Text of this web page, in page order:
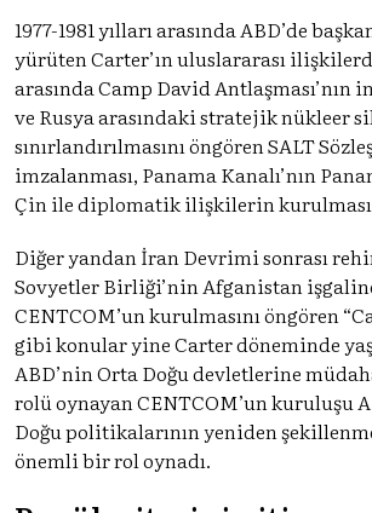
1977-1981 yılları arasında ABD’de
yürüten Carter’ın uluslararası
arasında Camp David Antlaşması’nın
ve Rusya arasındaki stratejik nükleer
sınırlandırılmasını öngören SALT
imzalanması, Panama Kanalı’nın
Çin ile diplomatik ilişkilerin
Diğer yandan İran Devrimi sonrası
Sovyetler Birliği’nin Afganistan
CENTCOM’un kurulmasını öngören
gibi konular yine Carter döneminde
ABD’nin Orta Doğu devletlerine
rolü oynayan CENTCOM’un kuruluşu
Doğu politikalarının yeniden
önemli bir rol oynadı.